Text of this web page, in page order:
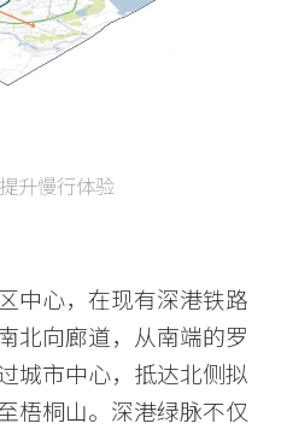
升慢行体验
中心，在现有深港铁路
北向廊道，从南端的罗
城市中心，抵达北侧拟
梧桐山。深港绿脉不仅